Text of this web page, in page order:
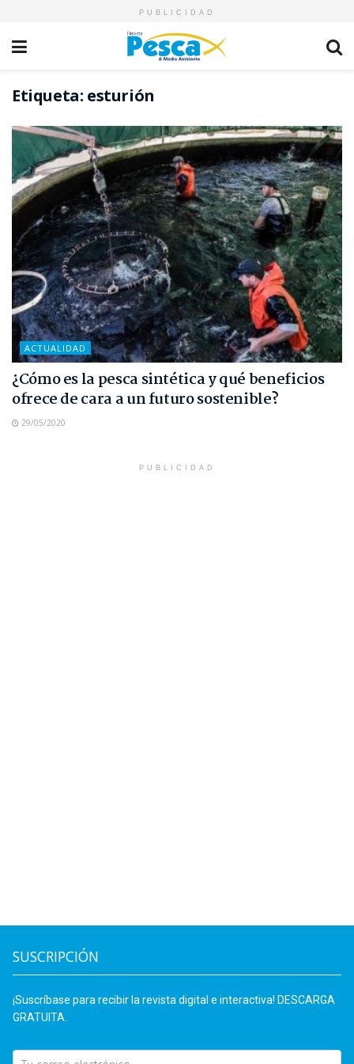
PUBLICIDAD
Etiqueta: esturión
ACTUALIDAD
¿Cómo es la pesca sintética y qué beneficios
ofrece de cara a un futuro sostenible?
29/05/2020
PUBLICIDAD
SUSCRIPCIÓN
¡Suscríbase para recibir la revista digital e interactiva! DESCARGA
GRATUITA.